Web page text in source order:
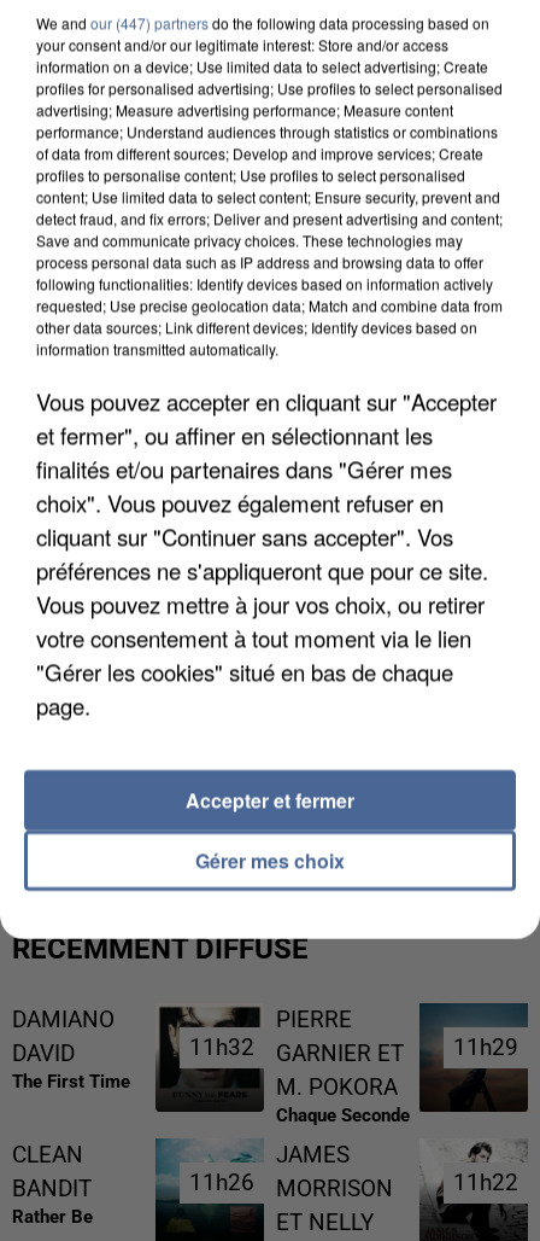
APRÈS TOUTES CES CANICULES, LES REFUGES
DE FAUNE SAUVAGE SONT...
L’UN DES FONDATEURS SUPPOSÉS DE LA DZ
MAFIA INTERPELLÉ EN ALGÉRIE
RÉCEMMENT DIFFUSÉ
DAMIANO
DAVID
The First Time
11h32
11h32
PIERRE
GARNIER ET
M. POKORA
Chaque Seconde
11h29
11h29
CLEAN
BANDIT
Rather Be
11h26
11h26
JAMES
MORRISON
ET NELLY
11h22
11h22
We and our (447) partnersdo the following data processing based on
your consent and/or our legitimate interest: Store and/or access
information on a device; Use limited data to select advertising; Create
profiles for personalised advertising; Use profiles to select personalised
advertising; Measure advertising performance; Measure content
performance; Understand audiences through statistics or combinations
of data from different sources; Develop and improve services; Create
profiles to personalise content; Use profiles to select personalised
content; Use limited data to select content; Ensure security, prevent and
detect fraud, and fix errors; Deliver and present advertising and content;
Save and communicate privacy choices. These technologies may
process personal data such as IP address and browsing data to offer
following functionalities: Identify devices based on information actively
requested; Use precise geolocation data; Match and combine data from
other data sources; Link different devices; Identify devices based on
information transmitted automatically.
Vous pouvez accepter en cliquant sur "Accepter
et fermer", ou affiner en sélectionnant les
finalités et/ou partenaires dans "Gérer mes
choix". Vous pouvez également refuser en
cliquant sur "Continuer sans accepter". Vos
préférences ne s'appliqueront que pour ce site.
Vous pouvez mettre à jour vos choix, ou retirer
votre consentement à tout moment via le lien
"Gérer les cookies" situé en bas de chaque
page.
Gérer mes choix
Accepter et fermer